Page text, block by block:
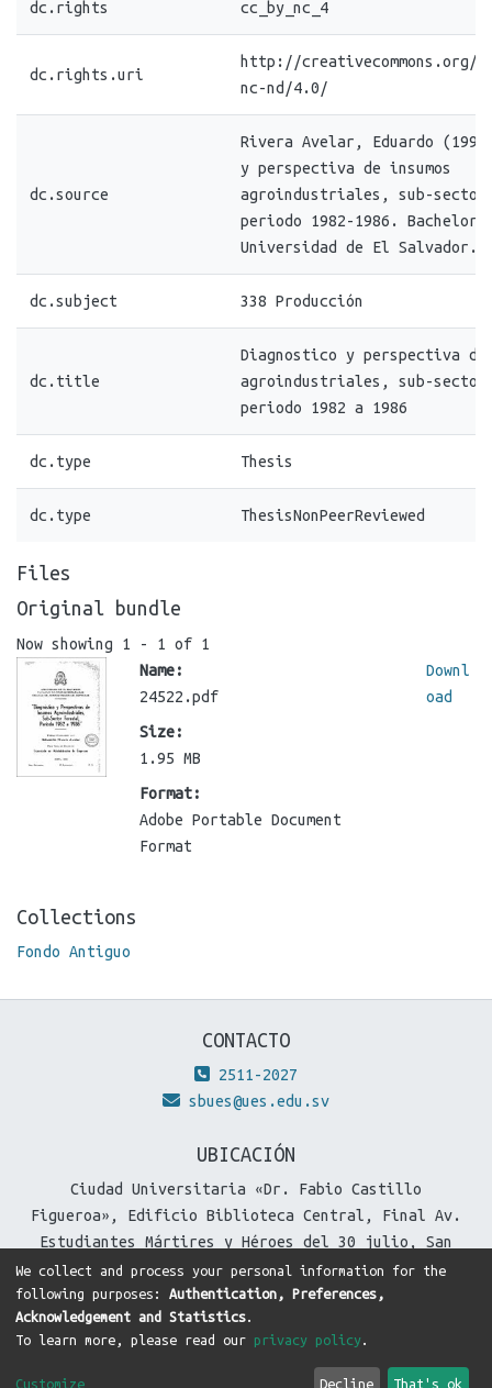
dc.rights cc_by_nc_4
dc.rights.uri
http://creativecommons.org/
nc-nd/4.0/
dc.source
Rivera Avelar, Eduardo
y perspectiva de insumos
agroindustriales, sub-
periodo 1982-1986. Bachelor
Universidad de El Salvador.
dc.subject 338 Producción
dc.title
Diagnostico y perspectiva de
agroindustriales, sub-
periodo 1982 a 1986
dc.type Thesis
dc.type ThesisNonPeerReviewed
Files
Original bundle
Now showing 1 - 1 of 1
Name:
24522.pdf
Size:
1.95 MB
Format:
Adobe Portable Document
Format
Downl
oad
Collections
Fondo Antiguo
CONTACTO
2511-2027
sbues@ues.edu.sv
UBICACIÓN
Ciudad Universitaria «Dr. Fabio Castillo
Figueroa», Edificio Biblioteca Central, Final Av.
Estudiantes Mártires y Héroes del 30 julio, San
Salvador, El Salvador.
DSpace software copyright © 2002-2026
Cookie End User Send
We collect and process your personal information for the
following purposes: Authentication, Preferences,
Acknowledgement and Statistics.
To learn more, please read our privacy policy.
Customize Decline That's ok